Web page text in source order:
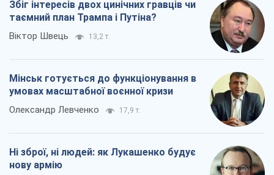
Збіг інтересів двох цинічних гравців чи
таємний план Трампа і Путіна?
Віктор Швець 13,2 т.
Мінськ готується до функціонування в
умовах масштабної воєнної кризи
Олександр Левченко 17,9 т.
Ні зброї, ні людей: як Лукашенко будує
нову армію